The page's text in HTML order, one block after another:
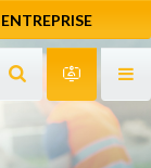
ENTREPRISE
Rechercher sur